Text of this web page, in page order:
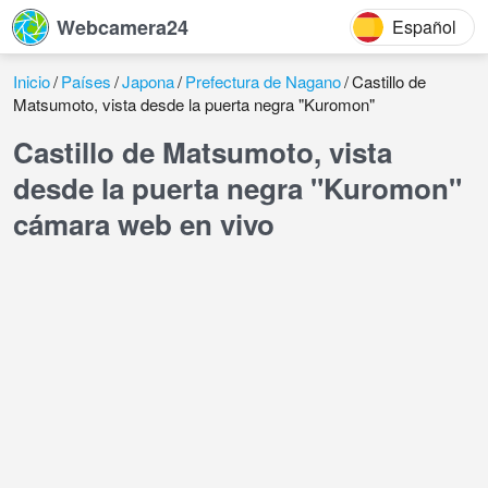
Webcamera24 Español
Inicio Países Japona Prefectura de Nagano Castillo de
Matsumoto, vista desde la puerta negra "Kuromon"
Castillo de Matsumoto, vista
desde la puerta negra "Kuromon"
cámara web en vivo